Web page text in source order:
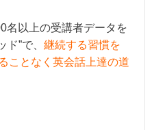
名以上の受講者データを
”で、 継続する習慣を
ことなく英会話上達の道